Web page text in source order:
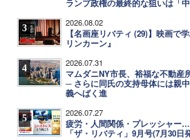
ランプ政権の最終的な狙いは「
3 2026.08.02
【名画座リバティ (29)】映画で
リンカーン』
4 2026.07.31
マムダニNY市長、裕福な不動産
─ さらに同氏の支持母体には親
義へばく進
5 2026.07.27
疲労・人間関係・プレッシャー
「ザ・リバティ」9月号(7月30日